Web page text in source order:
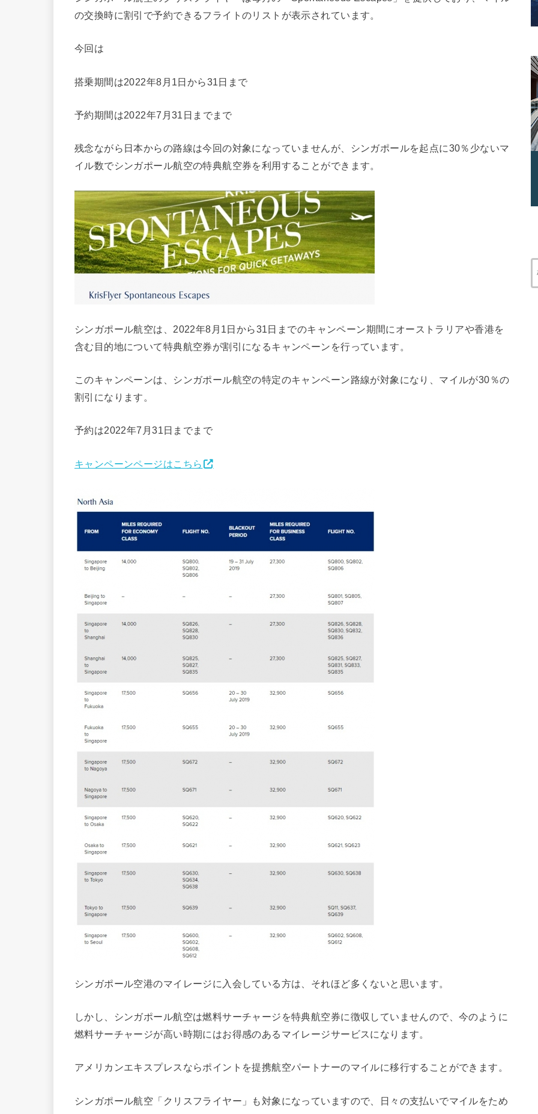
の交換時に割引で予約できるフライトのリストが表示されています。
今回は
搭乗期間は2022年8月1日から31日まで
予約期間は2022年7月31日までまで
残念ながら日本からの路線は今回の対象になっていませんが、シンガポールを起点に30％少ないマ
イル数でシンガポール航空の特典航空券を利用することができます。
シンガポール航空は、2022年8月1日から31日までのキャンペーン期間にオーストラリアや香港を
含む目的地について特典航空券が割引になるキャンペーンを行っています。
このキャンペーンは、シンガポール航空の特定のキャンペーン路線が対象になり、マイルが30％の
割引になります。
予約は2022年7月31日までまで
キャンペーンページはこちら
シンガポール空港のマイレージに入会している方は、それほど多くないと思います。
しかし、シンガポール航空は燃料サーチャージを特典航空券に徴収していませんので、今のように
燃料サーチャージが高い時期にはお得感のあるマイレージサービスになります。
アメリカンエキスプレスならポイントを提携航空パートナーのマイルに移行することができます。
シンガポール航空「クリスフライヤー」も対象になっていますので、日々の支払いでマイルをため